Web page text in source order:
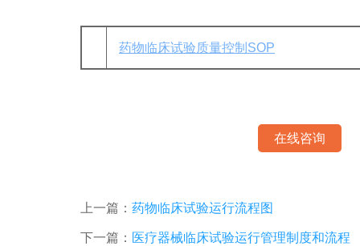
药物临床试验质量控制SOP
在线咨询
上一篇： 药物临床试验运行流程图
下一篇： 医疗器械临床试验运行管理制度和流程
【视光科】顺利结课！看国内近视防控大咖们，在省级“青少年儿童近视防控”继教学习班上都做了些什么？